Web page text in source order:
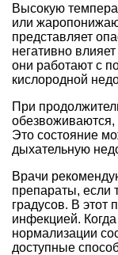
Высокую
или
представляет
негативно
они работают с
кислородной
При
обезвоживаются,
Это состояние
дыхательную
Врачи
препараты, если
градусов. В этот
инфекцией.
нормализации
доступные